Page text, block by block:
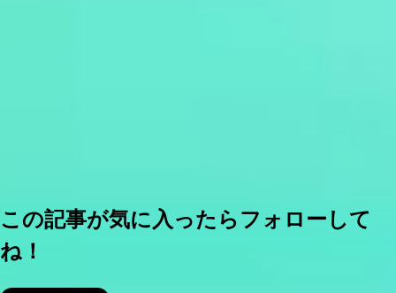
この記事が気に入ったらフォローして
ね！